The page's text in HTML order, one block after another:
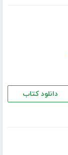
دانلود کتاب